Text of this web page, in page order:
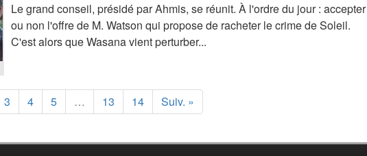
Le grand conseil, présidé par Ahmis, se réunit. À l'ordre du jour : accepter
ou non l'offre de M. Watson qui propose de racheter le crime de Soleil.
C'est alors que Wasana vient perturber...
3 4 5 … 13 14 Suiv. »